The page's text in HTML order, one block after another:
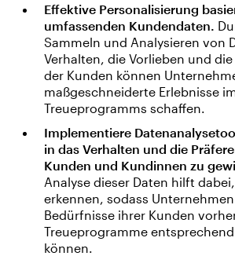
Effektive Personalisierung
umfassenden Kundendaten.
Sammeln und Analysieren von
Verhalten, die Vorlieben und
der Kunden können
maßgeschneiderte Erlebnisse
Treueprogramms schaffen.
Implementiere
in das Verhalten und die
Kunden und Kundinnen zu
Analyse dieser Daten hilft
erkennen, sodass
Bedürfnisse ihrer Kunden
Treueprogramme
können.